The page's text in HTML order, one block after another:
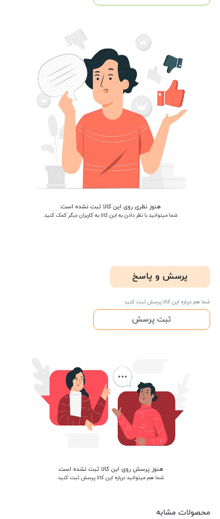
هنوز نظری روی این کالا ثبت نشده است.
شما میتوانید با نظر دادن به این کالا به کاربران دیگر کمک کنید.
پرسش و پاسخ
شما هم درباره این کالا پرسش ثبت کنید
ثبت پرسش
هنوز پرسش روی این کالا ثبت نشده است.
شما هم میتوانید درباره این کالا پرسش ثبت کنید.
محصولات مشابه